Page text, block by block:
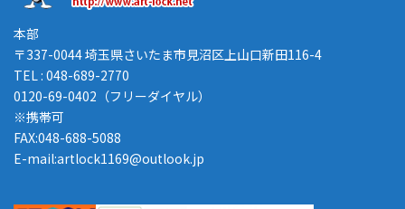
本部
〒337-0044 埼玉県さいたま市見沼区上山口新田116-4
TEL : 048-689-2770
0120-69-0402（フリーダイヤル）
※携帯可
FAX:048-688-5088
E-mail:artlock1169@outlook.jp